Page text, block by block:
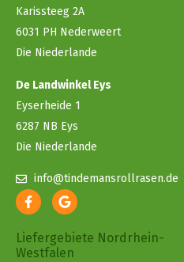
Karissteeg 2A
6031 PH Nederweert
Die Niederlande
De Landwinkel Eys
Eyserheide 1
6287 NB Eys
Die Niederlande
info@tindemansrollrasen.de
Liefergebiete Nordrhein-
Westfalen